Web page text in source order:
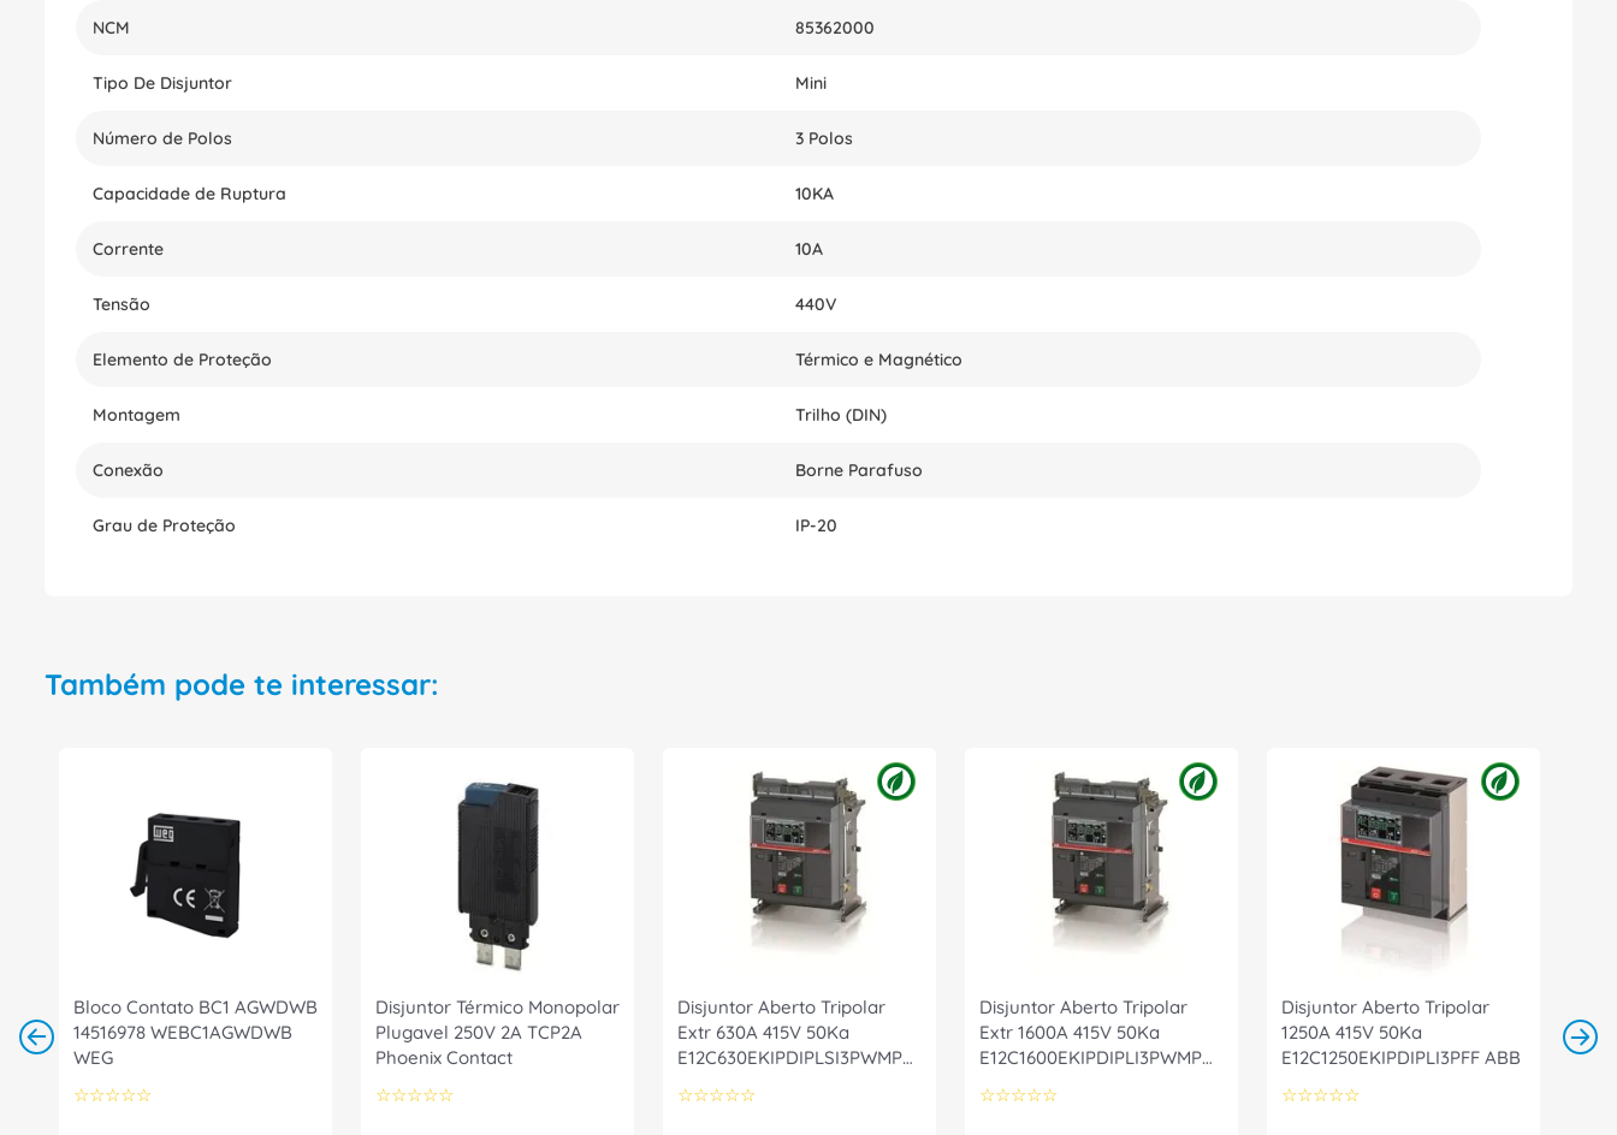
NCM 85362000
Tipo De Disjuntor Mini
Número de Polos 3 Polos
Capacidade de Ruptura 10KA
Corrente 10A
Tensão 440V
Elemento de Proteção Térmico e Magnético
Montagem Trilho (DIN)
Conexão Borne Parafuso
Grau de Proteção IP-20
Também pode te interessar:
Bloco Contato BC1 AGWDWB
14516978 WEBC1AGWDWB
WEG
☆☆☆☆☆
Disjuntor Térmico Monopolar
Plugavel 250V 2A TCP2A
Phoenix Contact
☆☆☆☆☆
Disjuntor Aberto Tripolar
Extr 630A 415V 50Ka
E12C630EKIPDIPLSI3PWMP
ABB
☆☆☆☆☆
Disjuntor Aberto Tripolar
Extr 1600A 415V 50Ka
E12C1600EKIPDIPLI3PWMP
ABB
☆☆☆☆☆
Disjuntor Aberto Tripolar
1250A 415V 50Ka
E12C1250EKIPDIPLI3PFF ABB
☆☆☆☆☆